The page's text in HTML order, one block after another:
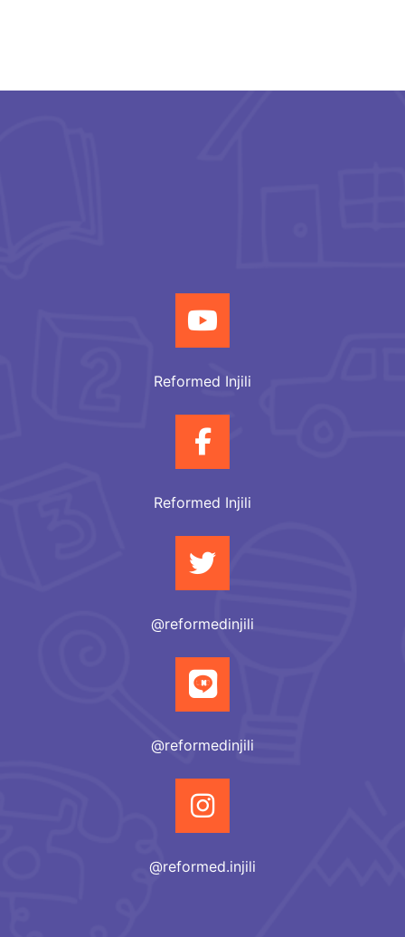
Reformed Injili
Reformed Injili
@reformedinjili
@reformedinjili
@reformed.injili